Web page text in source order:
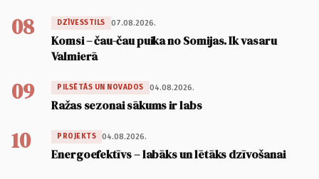
08 DZĪVESSTILS 07.08.2026.
Komsi – čau-čau puika no Somijas. Ik vasaru
Valmierā
09 PILSĒTĀS UN NOVADOS 04.08.2026.
Ražas sezonai sākums ir labs
10 PROJEKTS 04.08.2026.
Energoefektīvs – labāks un lētāks dzīvošanai